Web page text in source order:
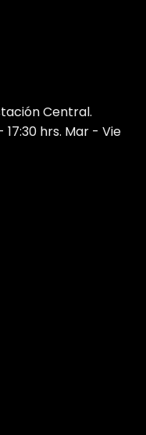
Central.
17:30 hrs. Mar - Vie